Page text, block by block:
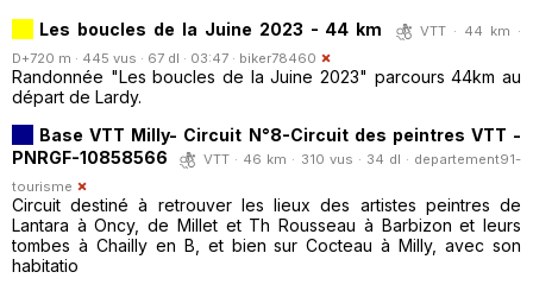
Les boucles de la Juine 2023 - 44 km
VTT · 44 km ·
D+720 m · 445 vus · 67 dl · 03:47 · biker78460
Randonnée "Les boucles de la Juine 2023" parcours 44km au
départ de Lardy.
Base VTT Milly- Circuit N°8-Circuit des peintres VTT -
PNRGF-10858566
VTT · 46 km · 310 vus · 34 dl · departement91-
tourisme
Circuit destiné à retrouver les lieux des artistes peintres de
Lantara à Oncy, de Millet et Th Rousseau à Barbizon et leurs
tombes à Chailly en B, et bien sur Cocteau à Milly, avec son
habitatio